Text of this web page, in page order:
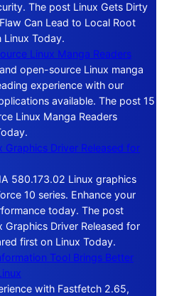
The post Linux Gets Dirty
Can Lead to Local Root
Linux Today.
Linux Manga Readers
open-source Linux manga
experience with our
available. The post 15
Linux Manga Readers
Graphics Driver Released for
580.173.02 Linux graphics
10 series. Enhance your
today. The post
Graphics Driver Released for
first on Linux Today.
Tool Brings Better
with Fastfetch 2.65,